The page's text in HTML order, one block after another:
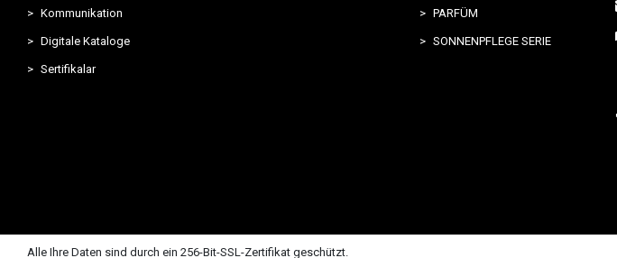
Kommunikation
Digitale Kataloge
Sertifikalar
PARFÜM
SONNENPFLEGE SERIE
Alle Ihre Daten sind durch ein 256-Bit-SSL-Zertifikat geschützt.